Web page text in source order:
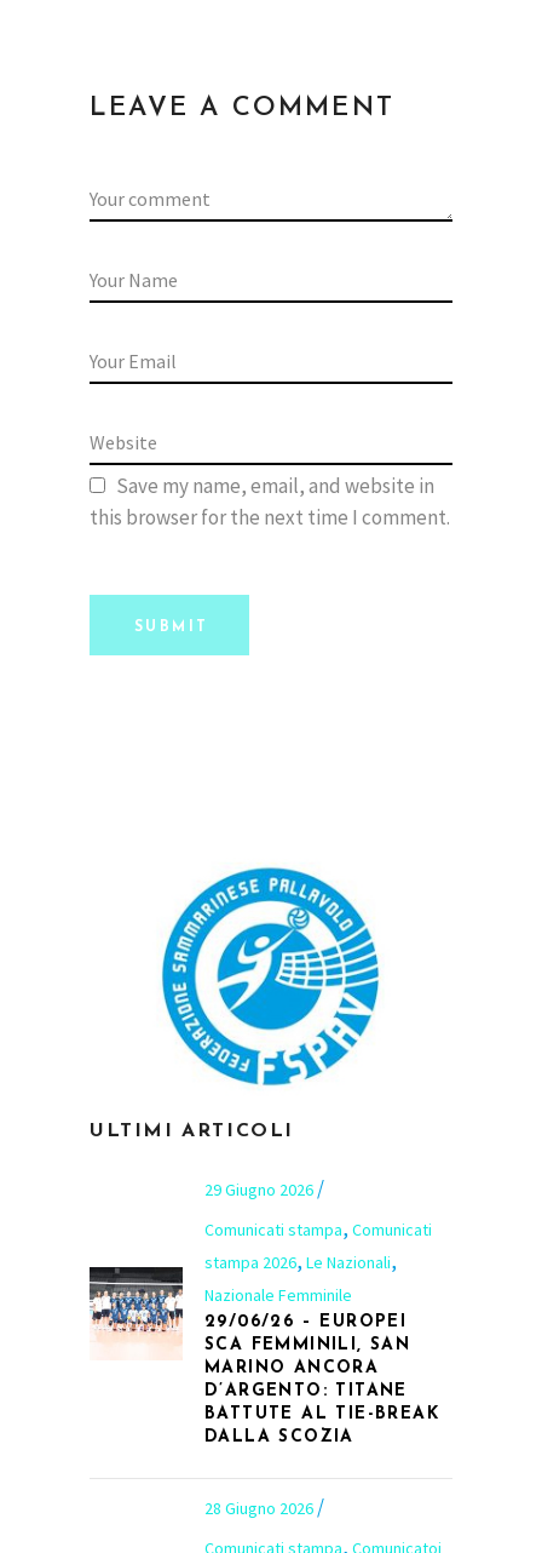
LEAVE A COMMENT
Save my name, email, and website in
this browser for the next time I comment.
SUBMIT
ULTIMI ARTICOLI
29 Giugno 2026
Comunicati stampa, Comunicati
stampa 2026, Le Nazionali,
Nazionale Femminile
29/06/26 – EUROPEI
SCA FEMMINILI, SAN
MARINO ANCORA
D’ARGENTO: TITANE
BATTUTE AL TIE-BREAK
DALLA SCOZIA
28 Giugno 2026
Comunicati stampa, Comunicatoi